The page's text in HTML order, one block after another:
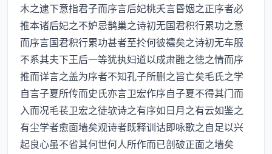
木之逮下意指君子而序言后妃桃夭言昬姻之正序者必
推本诸后妃之不妒忌鹊巢之诗初无国君积行累功之意
而序言国君积行累功甚者至扵何彼襛矣之诗初无车服
不系其夫下王后一等犹执妇道以成肃雝之徳之情而序
推而详言之盖为序者不知孔子所删之旨亡矣毛氏之学
自言子夏所传而史氏亦言卫宏作序自子夏不得其门而
入而况毛苌卫宏之徒欤诗之有序如日月之有云如鉴之
有尘学者愈面墙矣观诗者既释训诂即咏歌之自足以兴
起良心虽不省其何世何人所作而已剖破正面之墙矣